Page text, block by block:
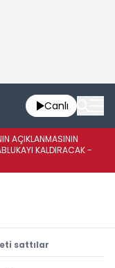
Canlı
AÇIKLANMASININ
KALDIRACAK -
sattılar